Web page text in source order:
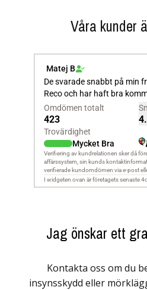
Våra kunder
Jag önskar ett
Kontakta oss om du
insynsskydd eller